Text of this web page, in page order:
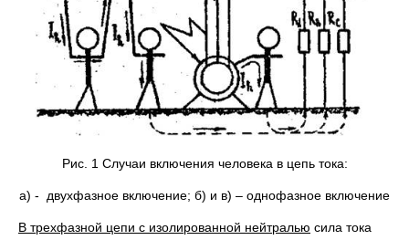
Рис. 1 Случаи включения человека в цепь тока:
а) - двухфазное включение; б) и в) – однофазное включение
В трехфазной цепи с изолированной нейтралью сила тока